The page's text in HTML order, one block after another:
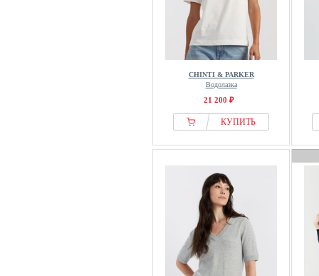
CHINTI & PARKER
Водолазка
21 200 ₽
КУПИТЬ